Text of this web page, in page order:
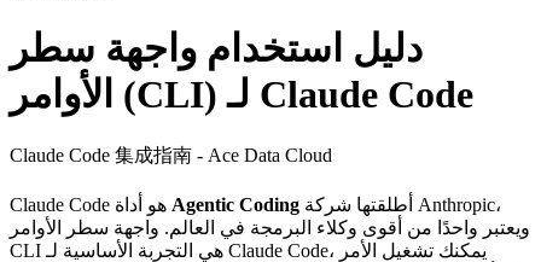
دليل استخدام واجهة سطر
الأوامر (CLI) لـ Claude Code
Claude Code 集成指南 - Ace Data Cloud
Agentic Coding
ويعتبر واحدًا من أقوى وكلاء البرمجة في العالم. واجهة سطر الأوامر
CLI هي التجربة الأساسية لـ Claude Code، يمكنك تشغيل الأمر